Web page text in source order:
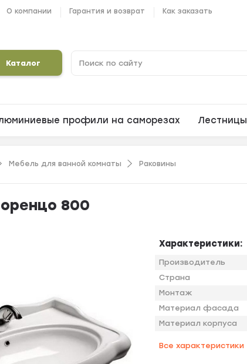
О компании Гарантия и возврат Как заказать
Каталог
профили на саморезах Лестницы
Мебель для ванной комнаты Раковины
800
Характеристики:
Производитель
Страна
Монтаж
Материал фасада
Материал корпуса
Все характеристики